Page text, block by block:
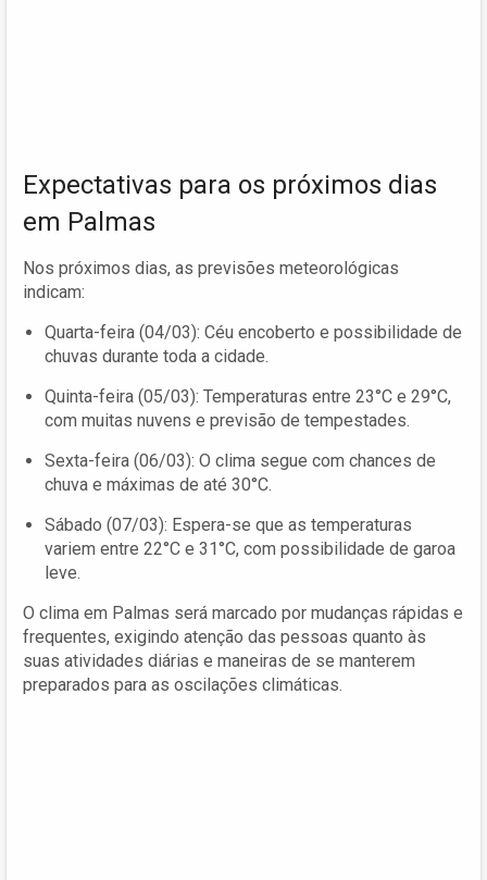
Expectativas para os próximos dias
em Palmas
Nos próximos dias, as previsões meteorológicas
indicam:
Quarta-feira (04/03): Céu encoberto e possibilidade de
chuvas durante toda a cidade.
Quinta-feira (05/03): Temperaturas entre 23°C e 29°C,
com muitas nuvens e previsão de tempestades.
Sexta-feira (06/03): O clima segue com chances de
chuva e máximas de até 30°C.
Sábado (07/03): Espera-se que as temperaturas
variem entre 22°C e 31°C, com possibilidade de garoa
leve.
O clima em Palmas será marcado por mudanças rápidas e
frequentes, exigindo atenção das pessoas quanto às
suas atividades diárias e maneiras de se manterem
preparados para as oscilações climáticas.